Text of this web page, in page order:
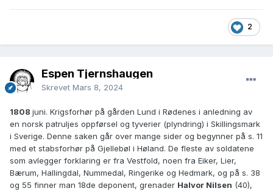
2
Espen Tjernshaugen
Skrevet Mars 8, 2024
1808 juni. Krigsforhør på gården Lund i Rødenes i anledning av
en norsk patruljes oppførsel og tyverier (plyndring) i Skillingsmark
i Sverige. Denne saken går over mange sider og begynner på s. 11
med et stabsforhør på Gjellebøl i Høland. De fleste av soldatene
som avlegger forklaring er fra Vestfold, noen fra Eiker, Lier,
Bærum, Hallingdal, Nummedal, Ringerike og Hedmark, og på s. 38
og 55 finner man 18de deponent, grenader Halvor Nilsen (40),